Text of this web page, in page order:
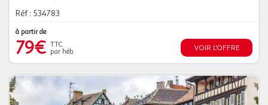
Réf : 534783
à partir de
79€ TTC
par héb.
VOIR L'OFFRE